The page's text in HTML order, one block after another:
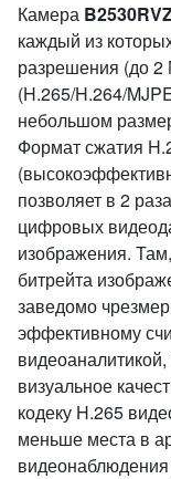
Камера
каждый из
разрешения (до
(H.265/H.264/
небольшом
Формат сжатия
позволяет в 2
цифровых
изображения.
битрейта
заведомо
эффективному
визуальное
кодеку H.265
меньше места в
видеонаблюдения